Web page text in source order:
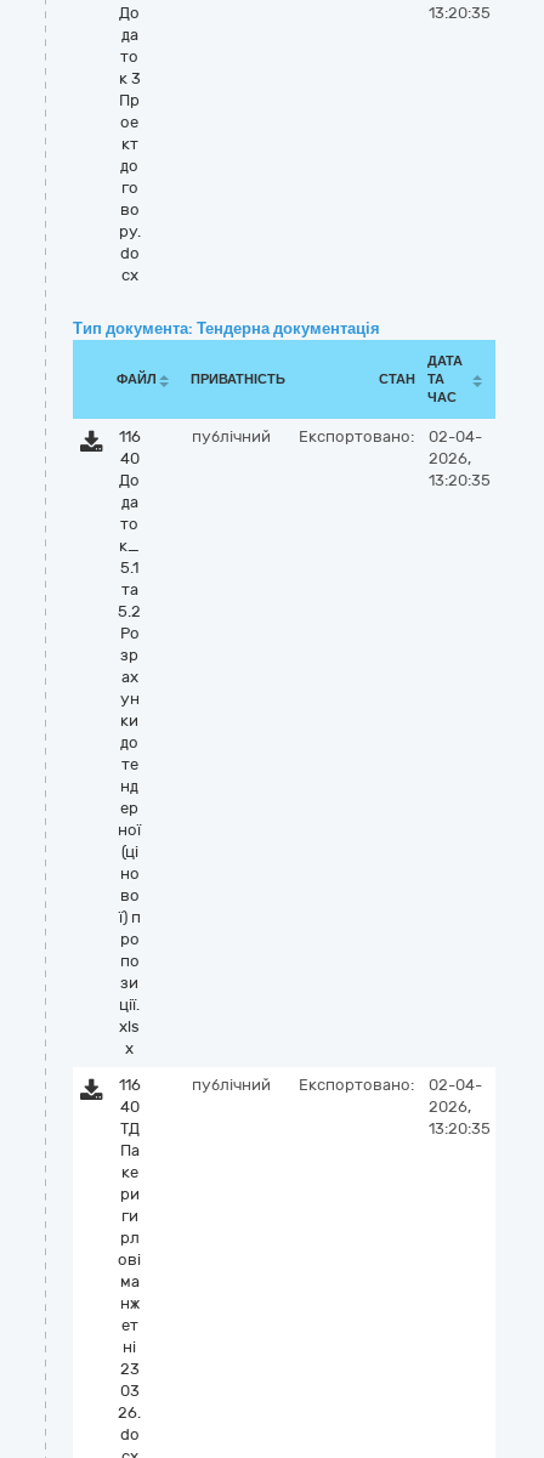
До
да
то
к 3
Пр
ое
кт
до
го
во
ру.
do
cx
13:20:35
Тип документа: Тендерна документація
ФАЙЛ ПРИВАТНІСТЬ СТАН
ДАТА
ТА
ЧАС
116
40
До
да
то
к_
5.1
та
5.2
Ро
зр
ах
ун
ки
до
те
нд
ер
ної
(ці
но
во
ї) п
ро
по
зи
ції.
xls
x
публічний Експортовано:
02-04-
2026,
13:20:35
116
40
ТД
Па
ке
ри
ги
рл
ові
ма
нж
ет
ні
23
03
26.
do
публічний Експортовано:
02-04-
2026,
13:20:35